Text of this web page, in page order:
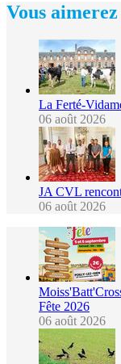
Vous aimerez
La Ferté-
06 août 2026
JA CVL
06 août 2026
Fête 2026
06 août 2026